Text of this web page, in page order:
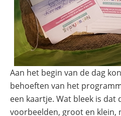
Aan het begin van de dag
behoeften van het
een kaartje. Wat bleek is dat
voorbeelden, groot en klein,